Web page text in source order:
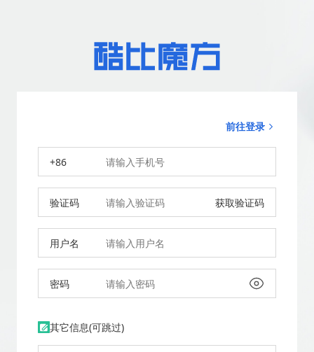
前往登录
+86
验证码 获取验证码
用户名
密码
其它信息(可跳过)